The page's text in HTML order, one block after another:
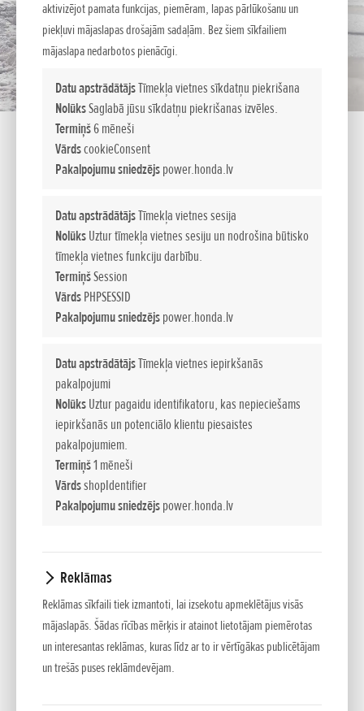
aktivizējot pamata funkcijas, piemēram, lapas pārlūkošanu un
piekļuvi mājaslapas drošajām sadaļām. Bez šiem sīkfailiem
mājaslapa nedarbotos pienācīgi.
Datu apstrādātājsTīmekļa vietnes sīkdatņu piekrišana
NolūksSaglabā jūsu sīkdatņu piekrišanas izvēles.
Termiņš6 mēneši
VārdscookieConsent
Pakalpojumu sniedzējspower.honda.lv
Datu apstrādātājsTīmekļa vietnes sesija
NolūksUztur tīmekļa vietnes sesiju un nodrošina būtisko
tīmekļa vietnes funkciju darbību.
TermiņšSession
VārdsPHPSESSID
Pakalpojumu sniedzējspower.honda.lv
Datu apstrādātājsTīmekļa vietnes iepirkšanās
pakalpojumi
NolūksUztur pagaidu identifikatoru, kas nepieciešams
iepirkšanās un potenciālo klientu piesaistes
pakalpojumiem.
Termiņš1 mēneši
VārdsshopIdentifier
Pakalpojumu sniedzējspower.honda.lv
Reklāmas
Reklāmas sīkfaili tiek izmantoti, lai izsekotu apmeklētājus visās
mājaslapās. Šādas rīcības mērķis ir atainot lietotājam piemērotas
un interesantas reklāmas, kuras līdz ar to ir vērtīgākas publicētājam
un trešās puses reklāmdevējam.
HSS 1380i TD Hybrid
Hibrīdsistēmu darbība
Benzīna motors darbina tikai metēja gliemežtransportieri un
ģeneratoru, bet ar inteliģentu kontroles sistēmu tiek uzturēti
divi elektromotori un akumulatori. Tādējādi visa jauda tiek
paredzēti ķēžu piedziņas nodrošināšanai. Tādējādi hibdrīdtipa
sniega metējs ar 15 zs motoru var notīrīt tikpat daudz sniega
kā parastais sniega metējs ar 20 zs motoru. Integrētais
dators reģistrē sniega metēja noslogojumu un automātiski
bez aizķeršanās regulē strāvas padevi
Griešanās uz vietas
Ķēdes tiek darbinātas ar atsevišķu elektromotoru, un ātrums
abām rokām paliekot uz vadības stieņa. Funkcija "griešanās
uz vietas" ļauj apgriezt ierīci pilnīgi pretējā virzienā (skatīt
attēlu pa labi). Šī vieglā manevrējamība ietaupa daudz
saspringtu manevrēšanas kustību. Atvieglojums salīdzinot ar
parastās ķēžu piedziņas ierīcēm ir acīmredzams: Virziena